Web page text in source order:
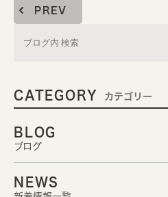
PREV
CATEGORY カテゴリー
BLOG
ブログ
NEWS